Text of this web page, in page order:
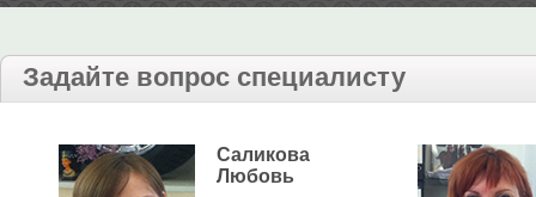
Задайте вопрос специалисту
Саликова
Любовь